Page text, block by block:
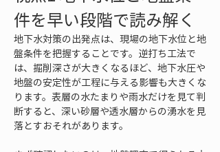
件を早い段階で読み解く
地下水対策の出発点は、現場の地下水位と地
盤条件を把握することです。逆打ち工法で
は、掘削深さが大きくなるほど、地下水圧や
地盤の安定性が工程に与える影響も大きくな
ります。表層の水たまりや雨水だけを見て判
断すると、深い砂層や透水層からの湧水を見
落とすおそれがあります。